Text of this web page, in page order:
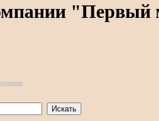
"Первый